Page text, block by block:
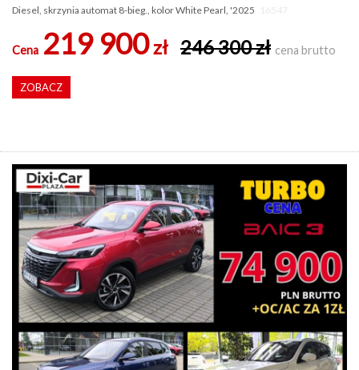
Diesel, skrzynia automat 8-bieg., kolor White Pearl, '2025
Cena 219 900zł 246 300 zł cena brutto
ZOBACZ